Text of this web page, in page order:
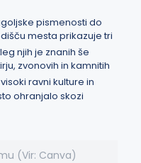
pismenosti do
mesta prikazuje tri
njih je znanih še
zvonovih in kamnitih
ravni kulture in
ohranjalo skozi
(Vir: Canva)